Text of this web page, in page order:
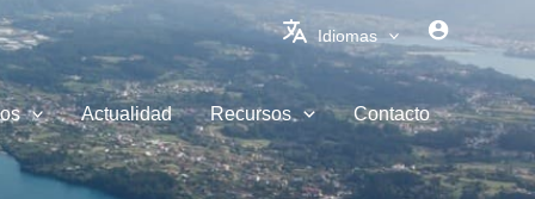
Idiomas
Actualidad Recursos Contacto